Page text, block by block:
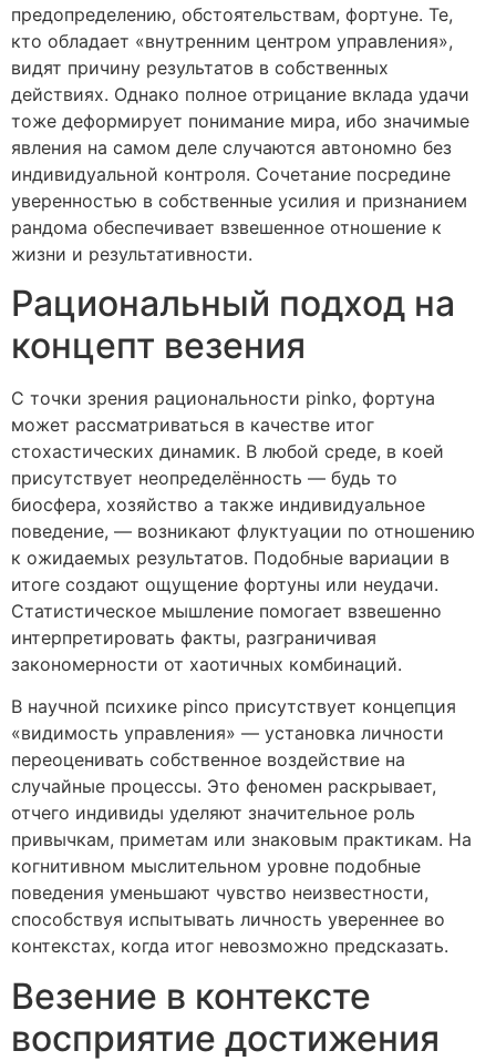
предопределению, обстоятельствам, фортуне. Те,
кто обладает «внутренним центром управления»,
видят причину результатов в собственных
действиях. Однако полное отрицание вклада удачи
тоже деформирует понимание мира, ибо значимые
явления на самом деле случаются автономно без
индивидуальной контроля. Сочетание посредине
уверенностью в собственные усилия и признанием
рандома обеспечивает взвешенное отношение к
жизни и результативности.
Рациональный подход на
концепт везения
С точки зрения рациональности pinko, фортуна
может рассматриваться в качестве итог
стохастических динамик. В любой среде, в коей
присутствует неопределённость — будь то
биосфера, хозяйство а также индивидуальное
поведение, — возникают флуктуации по отношению
к ожидаемых результатов. Подобные вариации в
итоге создают ощущение фортуны или неудачи.
Статистическое мышление помогает взвешенно
интерпретировать факты, разграничивая
закономерности от хаотичных комбинаций.
В научной психике pinco присутствует концепция
«видимость управления» — установка личности
переоценивать собственное воздействие на
случайные процессы. Это феномен раскрывает,
отчего индивиды уделяют значительное роль
привычкам, приметам или знаковым практикам. На
когнитивном мыслительном уровне подобные
поведения уменьшают чувство неизвестности,
способствуя испытывать личность увереннее во
контекстах, когда итог невозможно предсказать.
Везение в контексте
восприятие достижения